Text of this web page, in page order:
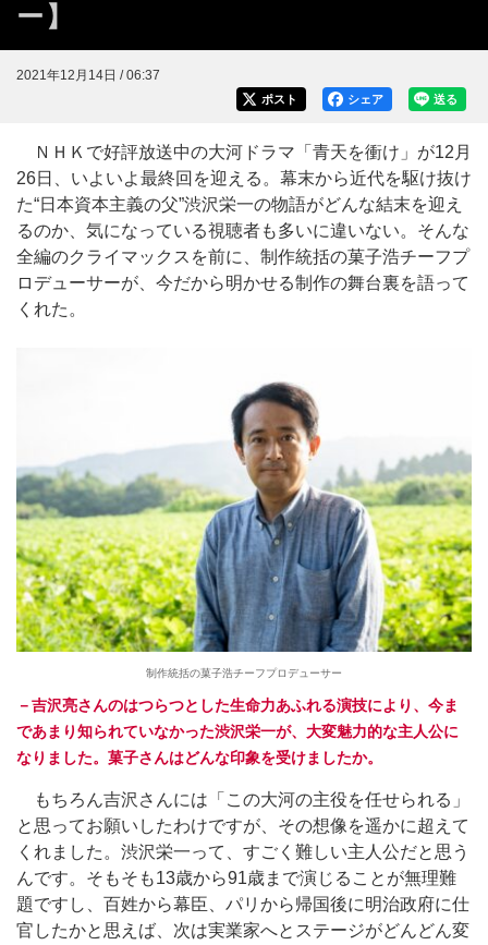
ー】
2021年12月14日 / 06:37
送る
シェア
ポスト
ＮＨＫで好評放送中の大河ドラマ「青天を衝け」が12月
26日、いよいよ最終回を迎える。幕末から近代を駆け抜け
た“日本資本主義の父”渋沢栄一の物語がどんな結末を迎え
るのか、気になっている視聴者も多いに違いない。そんな
全編のクライマックスを前に、制作統括の菓子浩チーフプ
ロデューサーが、今だから明かせる制作の舞台裏を語って
くれた。
制作統括の菓子浩チーフプロデューサー
－吉沢亮さんのはつらつとした生命力あふれる演技により、今ま
であまり知られていなかった渋沢栄一が、大変魅力的な主人公に
なりました。菓子さんはどんな印象を受けましたか。
もちろん吉沢さんには「この大河の主役を任せられる」
と思ってお願いしたわけですが、その想像を遥かに超えて
くれました。渋沢栄一って、すごく難しい主人公だと思う
んです。そもそも13歳から91歳まで演じることが無理難
題ですし、百姓から幕臣、パリから帰国後に明治政府に仕
官したかと思えば、次は実業家へとステージがどんどん変